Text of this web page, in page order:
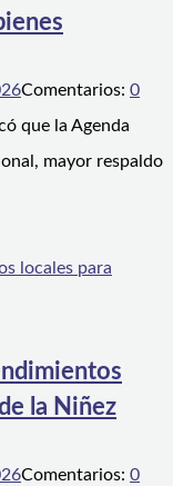
Comentarios: 0
que la Agenda
mayor respaldo
la Niñez
Comentarios: 0